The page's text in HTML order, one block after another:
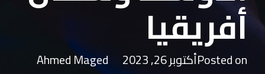
أفريقيا
Posted onأكتوبر 26, 2023 Ahmed Maged